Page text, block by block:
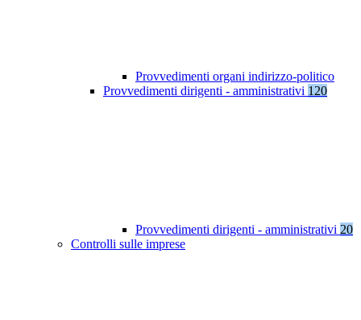
Provvedimenti organi indirizzo-politico
Provvedimenti dirigenti - amministrativi 120
Provvedimenti dirigenti - amministrativi 20
Controlli sulle imprese